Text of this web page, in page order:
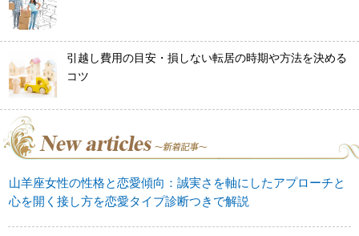
引越し費用の目安・損しない転居の時期や方法を決める
コツ
山羊座女性の性格と恋愛傾向：誠実さを軸にしたアプローチと
心を開く接し方を恋愛タイプ診断つきで解説